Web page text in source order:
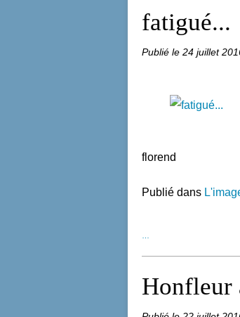
fatigué...
Publié le 24 juillet
florend
Publié dans
Honfleur